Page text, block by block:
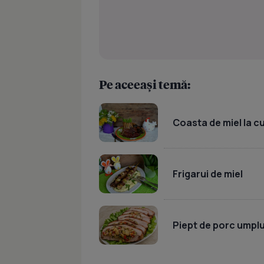
Pe aceeași temă:
Coasta de miel la
Frigarui de miel
Piept de porc